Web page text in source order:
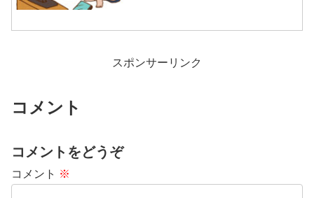
スポンサーリンク
コメント
コメントをどうぞ
コメント ※